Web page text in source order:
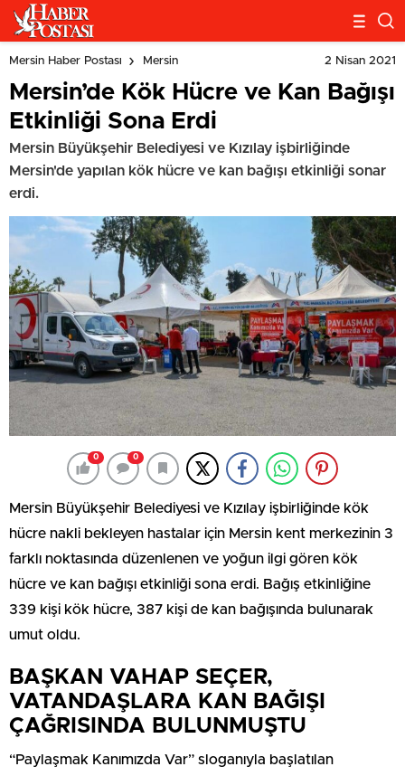
Mersin Haber Postası Mersin 2 Nisan 2021
Mersin’de Kök Hücre ve Kan Bağışı
Etkinliği Sona Erdi
Mersin Büyükşehir Belediyesi ve Kızılay işbirliğinde
Mersin'de yapılan kök hücre ve kan bağışı etkinliği sonar
erdi.
0 0
Mersin Büyükşehir Belediyesi ve Kızılay işbirliğinde kök
hücre nakli bekleyen hastalar için Mersin kent merkezinin 3
farklı noktasında düzenlenen ve yoğun ilgi gören kök
hücre ve kan bağışı etkinliği sona erdi. Bağış etkinliğine
339 kişi kök hücre, 387 kişi de kan bağışında bulunarak
umut oldu.
BAŞKAN VAHAP SEÇER,
VATANDAŞLARA KAN BAĞIŞI
ÇAĞRISINDA BULUNMUŞTU
“Paylaşmak Kanımızda Var” sloganıyla başlatılan